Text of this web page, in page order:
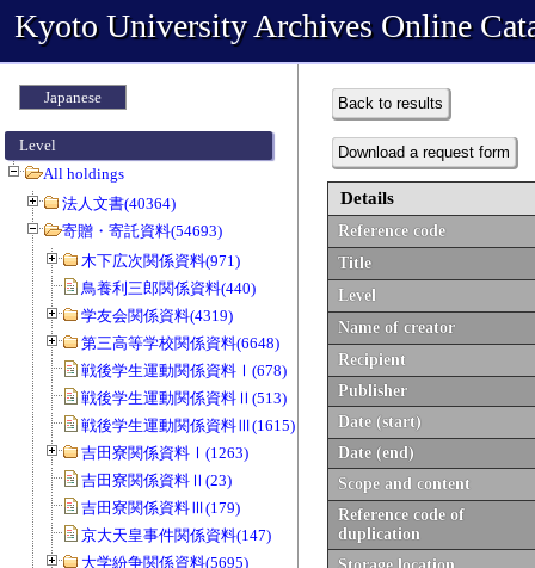
Kyoto University Archives Online
Japanese
Level
All holdings
法人文書(40364)
寄贈・寄託資料(54693)
木下広次関係資料(971)
鳥養利三郎関係資料(440)
学友会関係資料(4319)
第三高等学校関係資料(6648)
戦後学生運動関係資料Ⅰ(678)
戦後学生運動関係資料Ⅱ(513)
戦後学生運動関係資料Ⅲ(1615)
吉田寮関係資料Ⅰ(1263)
吉田寮関係資料Ⅱ(23)
吉田寮関係資料Ⅲ(179)
京大天皇事件関係資料(147)
大学紛争関係資料(5695)
Back to results
Download a request form
Details
Reference code
Title
Level
Name of creator
Recipient
Publisher
Date (start)
Date (end)
Scope and content
Reference code of
duplication